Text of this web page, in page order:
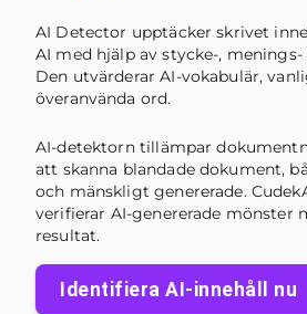
AI Detector upptäcker skrivet
AI med hjälp av stycke-,
Den utvärderar AI-vokabulär,
överanvända ord.
AI-detektorn tillämpar
att skanna blandade dokument,
och mänskligt genererade.
verifierar AI-genererade mönster
resultat.
Identifiera AI-innehåll nu